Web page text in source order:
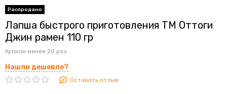
Лапша быстрого приготовления ТМ Оттоги
Джин рамен 110 гр
Купили менее 20 раз
Нашли дешевле?
Оставить отзыв